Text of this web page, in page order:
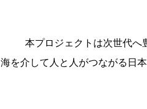
本プロジェクトは次世代へ
海を介して人と人がつながる日